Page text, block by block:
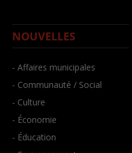
NOUVELLES
- Affaires municipales
- Communauté / Social
- Culture
- Économie
- Éducation